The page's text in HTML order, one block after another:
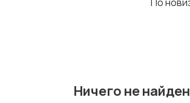
Ничего не